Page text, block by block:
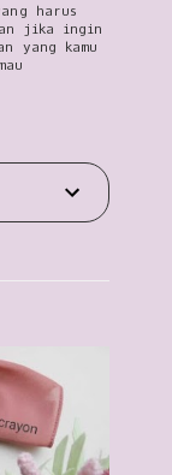
harus
jika ingin
yang kamu
mau